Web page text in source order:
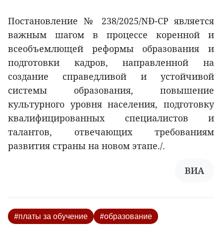
Постановление № 238/2025/NĐ-CP является
важным шагом в процессе коренной и
всеобъемлющей реформы образования и
подготовки кадров, направленной на
создание справедливой и устойчивой
системы образования, повышение
культурного уровня населения, подготовку
квалифицированных специалистов и
талантов, отвечающих требованиям
развития страны на новом этапе./.
ВИА
#платы за обучение #образование